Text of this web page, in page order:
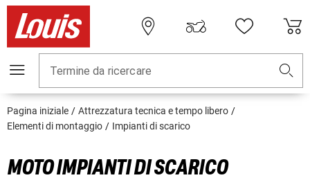
Termine da ricercare
Pagina iniziale
Attrezzatura tecnica e tempo libero
Elementi di montaggio
Impianti di scarico
MOTO IMPIANTI DI SCARICO